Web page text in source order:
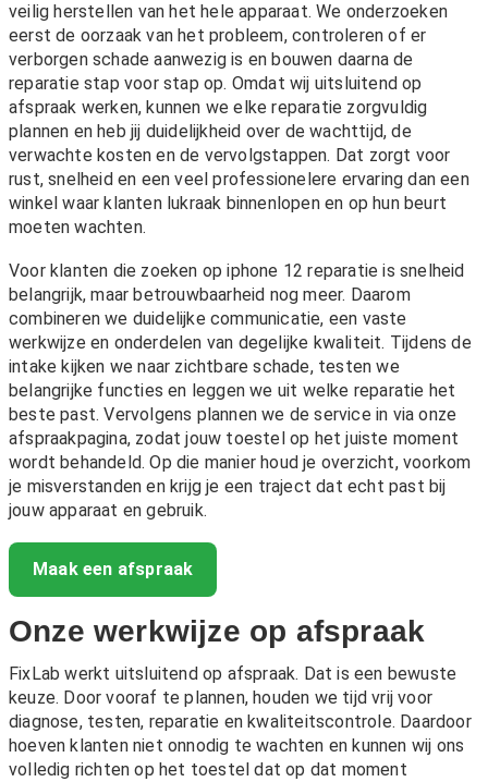
veilig herstellen van het hele apparaat. We onderzoeken
eerst de oorzaak van het probleem, controleren of er
verborgen schade aanwezig is en bouwen daarna de
reparatie stap voor stap op. Omdat wij uitsluitend op
afspraak werken, kunnen we elke reparatie zorgvuldig
plannen en heb jij duidelijkheid over de wachttijd, de
verwachte kosten en de vervolgstappen. Dat zorgt voor
rust, snelheid en een veel professionelere ervaring dan een
winkel waar klanten lukraak binnenlopen en op hun beurt
moeten wachten.
Voor klanten die zoeken op iphone 12 reparatie is snelheid
belangrijk, maar betrouwbaarheid nog meer. Daarom
combineren we duidelijke communicatie, een vaste
werkwijze en onderdelen van degelijke kwaliteit. Tijdens de
intake kijken we naar zichtbare schade, testen we
belangrijke functies en leggen we uit welke reparatie het
beste past. Vervolgens plannen we de service in via onze
afspraakpagina, zodat jouw toestel op het juiste moment
wordt behandeld. Op die manier houd je overzicht, voorkom
je misverstanden en krijg je een traject dat echt past bij
jouw apparaat en gebruik.
Maak een afspraak
Onze werkwijze op afspraak
FixLab werkt uitsluitend op afspraak. Dat is een bewuste
keuze. Door vooraf te plannen, houden we tijd vrij voor
diagnose, testen, reparatie en kwaliteitscontrole. Daardoor
hoeven klanten niet onnodig te wachten en kunnen wij ons
volledig richten op het toestel dat op dat moment